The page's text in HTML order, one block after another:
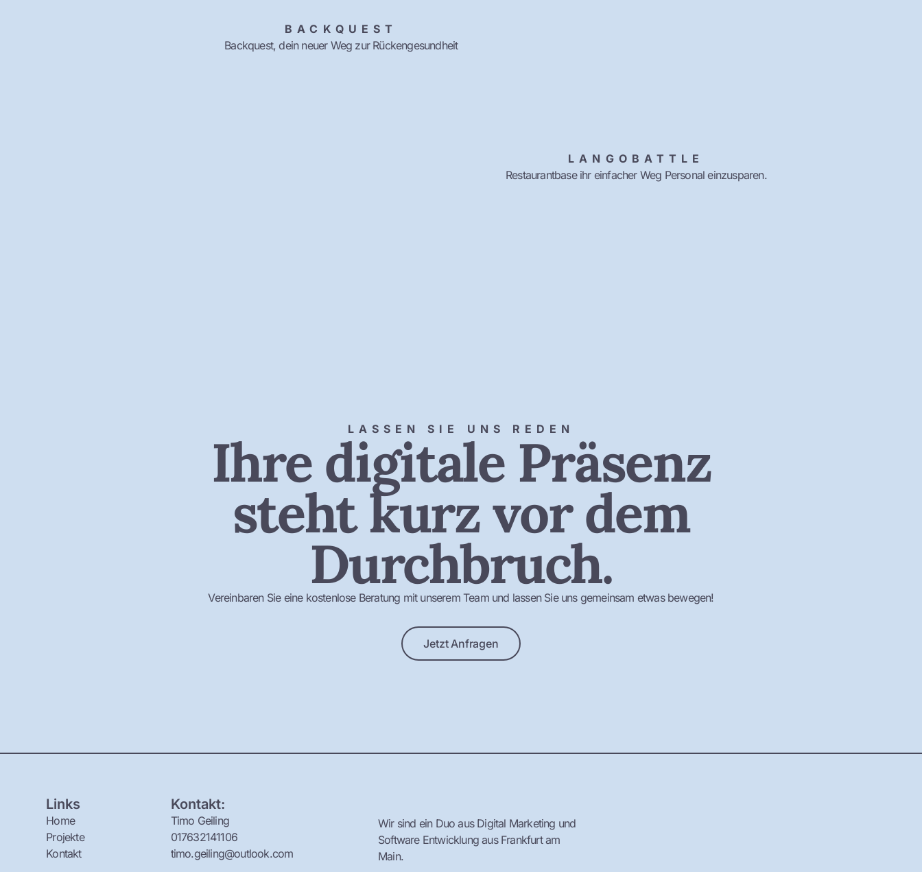
BACKQUEST
Backquest, dein neuer Weg zur Rückengesundheit
LANGOBATTLE
Restaurantbase ihr einfacher Weg Personal einzusparen.
LASSEN SIE UNS REDEN
Ihre digitale Präsenz
steht kurz vor dem
Durchbruch.
Vereinbaren Sie eine kostenlose Beratung mit unserem Team und lassen Sie uns gemeinsam etwas bewegen!
Jetzt Anfragen
Links
Home
Projekte
Kontakt
Kontakt:
Timo Geiling
017632141106
timo.geiling@outlook.com
Wir sind ein Duo aus Digital Marketing und
Software Entwicklung aus Frankfurt am
Main.